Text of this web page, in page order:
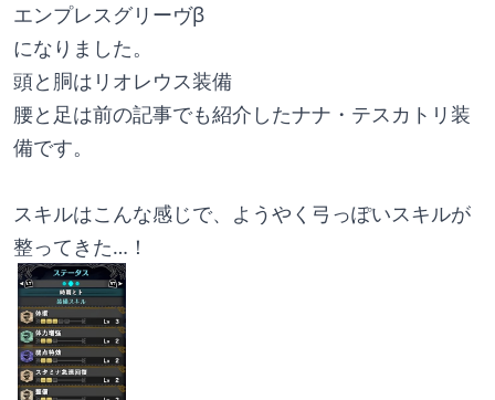
エンプレスグリーヴβ
になりました。
頭と胴はリオレウス装備
腰と足は前の記事でも紹介したナナ・テスカトリ装
備です。
スキルはこんな感じで、ようやく弓っぽいスキルが
整ってきた…！